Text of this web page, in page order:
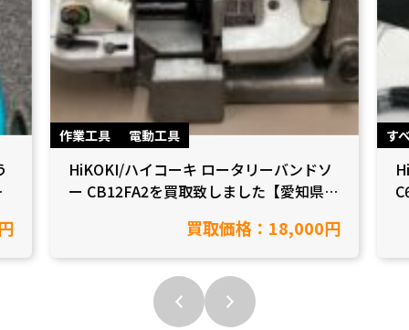
作業工具 電動工具
HiKOKI/ハイコーキ ロータリーバンドソ
ー CB12FA2を買取致しました【愛知県岡
買取価格：18,000円
す